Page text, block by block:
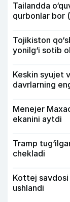
Tailandda
qurbonlar bor
Tojikiston
yonilg‘i sotib
Keskin syujet
davrlarning
Menejer
ekanini aytdi
Tramp
chekladi
Kottej
ushlandi